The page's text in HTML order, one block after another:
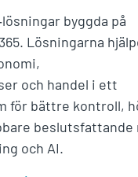
byggda på
Lösningarna
och handel i ett
för bättre kontroll,
beslutsfattande
och AI.